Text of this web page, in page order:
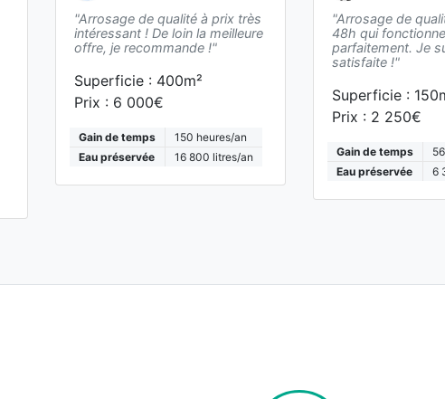
"Arrosage de qualité à prix très
intéressant ! De loin la meilleure
offre, je recommande !"
Superficie : 400m²
Prix : 6 000€
Gain de temps 150 heures/an
Eau préservée
16 800 litres/an
"Arrosage de
48h qui fonctionne
parfaitement. Je
satisfaite !"
Superficie : 150
Prix : 2 250€
Gain de temps 56
Eau préservée
6